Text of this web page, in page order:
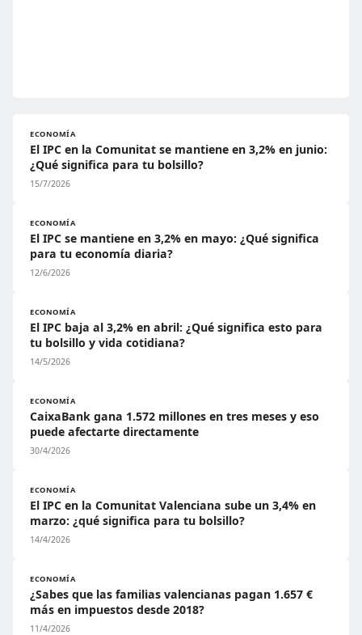
ECONOMÍA
El IPC en la Comunitat se mantiene en 3,2% en junio:
¿Qué significa para tu bolsillo?
15/7/2026
ECONOMÍA
El IPC se mantiene en 3,2% en mayo: ¿Qué significa
para tu economía diaria?
12/6/2026
ECONOMÍA
El IPC baja al 3,2% en abril: ¿Qué significa esto para
tu bolsillo y vida cotidiana?
14/5/2026
ECONOMÍA
CaixaBank gana 1.572 millones en tres meses y eso
puede afectarte directamente
30/4/2026
ECONOMÍA
El IPC en la Comunitat Valenciana sube un 3,4% en
marzo: ¿qué significa para tu bolsillo?
14/4/2026
ECONOMÍA
¿Sabes que las familias valencianas pagan 1.657 €
más en impuestos desde 2018?
11/4/2026